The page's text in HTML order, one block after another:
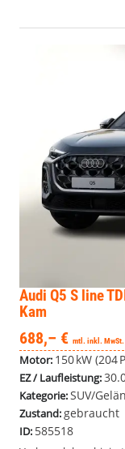
Audi Q5 S line
Kam
688,– € mtl. inkl. MwSt.
Motor: 150 kW (204
EZ / Laufleistung:
Kategorie:SUV/
Zustand:gebraucht
ID: 585518